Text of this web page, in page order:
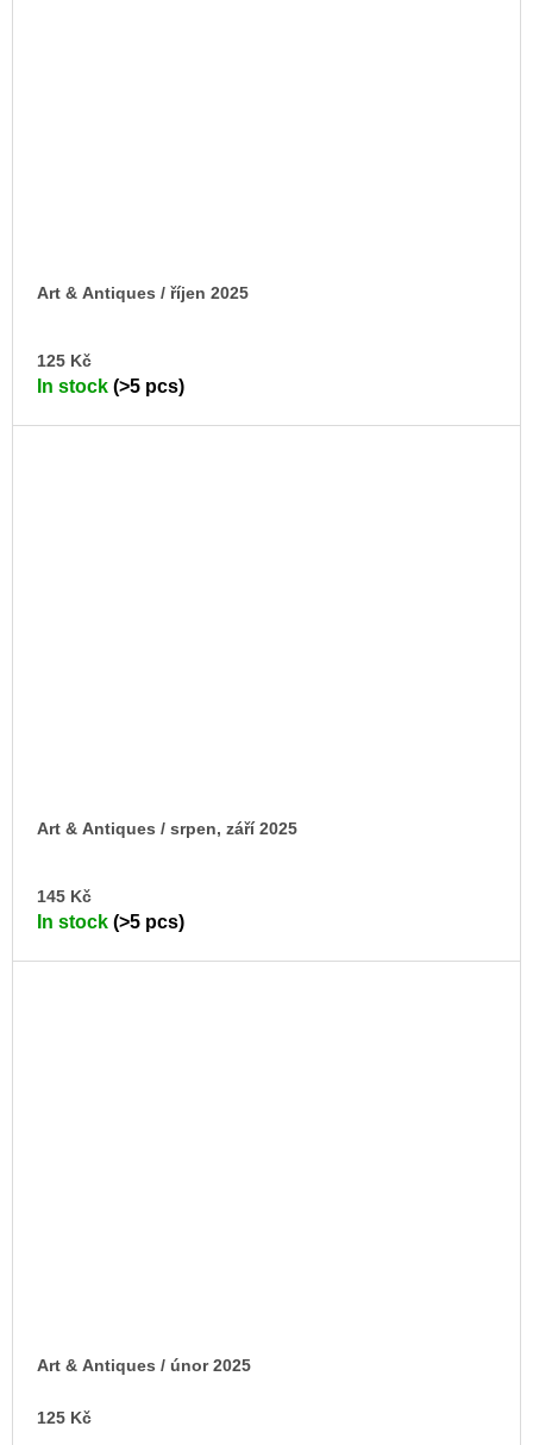
Art & Antiques / říjen 2025
125 Kč
In stock (>5 pcs)
Art & Antiques / srpen, září 2025
145 Kč
In stock (>5 pcs)
Art & Antiques / únor 2025
125 Kč